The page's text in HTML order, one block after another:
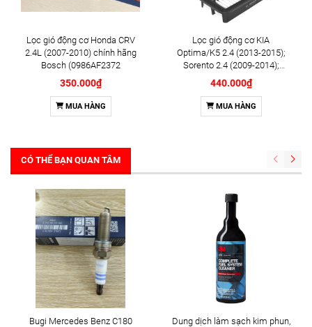
Lọc gió động cơ Honda CRV
2.4L (2007-2010) chính hãng
Bosch (0986AF2372
350.000₫
MUA HÀNG
Lọc gió động cơ KIA
Optima/K5 2.4 (2013-2015);
Sorento 2.4 (2009-2014);
HYUNDAI Sonata (2009-2014);
Santafe 2.4 (2009-2011) chính
hãng Bosch (F026400116)
440.000₫
MUA HÀNG
CÓ THỂ BẠN QUAN TÂM
Bugi Mercedes Benz C180
Dung dịch làm sạch kim phun,